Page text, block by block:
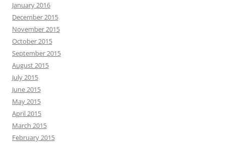
January 2016
December 2015
November 2015
October 2015
September 2015
August 2015
July 2015
June 2015
May 2015
April 2015
March 2015
February 2015